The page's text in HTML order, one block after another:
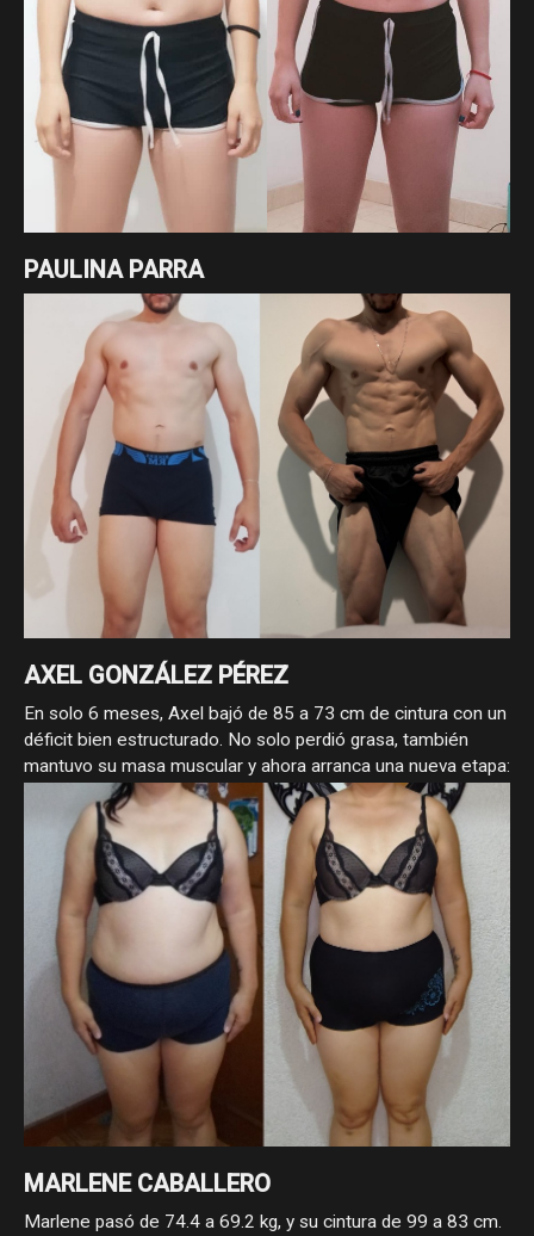
PAULINA PARRA
Excelente cambio de nuestra asesorada Paulina Parra en
tan solo 7 meses enfocados en un déficit cálorico
AXEL GONZÁLEZ PÉREZ
En solo 6 meses, Axel bajó de 85 a 73 cm de cintura con un
déficit bien estructurado. No solo perdió grasa, también
mantuvo su masa muscular y ahora arranca una nueva etapa:
volumen para llevar su físico al siguiente nivel.
MARLENE CABALLERO
Marlene pasó de 74.4 a 69.2 kg, y su cintura de 99 a 83 cm.